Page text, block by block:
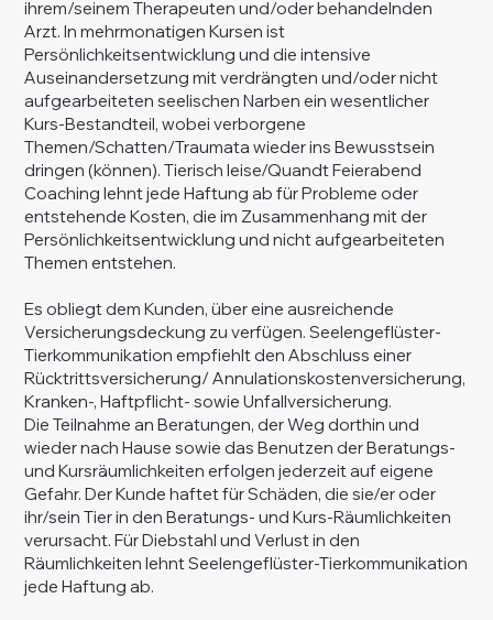
ihrem/seinem Therapeuten und/oder behandelnden
Arzt. In mehrmonatigen Kursen ist
Persönlichkeitsentwicklung und die intensive
Auseinandersetzung mit verdrängten und/oder nicht
aufgearbeiteten seelischen Narben ein wesentlicher
Kurs-Bestandteil, wobei verborgene
Themen/Schatten/Traumata wieder ins Bewusstsein
dringen (können). Tierisch leise/Quandt Feierabend
Coaching lehnt jede Haftung ab für Probleme oder
entstehende Kosten, die im Zusammenhang mit der
Persönlichkeitsentwicklung und nicht aufgearbeiteten
Themen entstehen.
Es obliegt dem Kunden, über eine ausreichende
Versicherungsdeckung zu verfügen. Seelengeflüster-
Tierkommunikation empfiehlt den Abschluss einer
Rücktrittsversicherung/ Annulationskostenversicherung,
Kranken-, Haftpflicht- sowie Unfallversicherung.
Die Teilnahme an Beratungen, der Weg dorthin und
wieder nach Hause sowie das Benutzen der Beratungs-
und Kursräumlichkeiten erfolgen jederzeit auf eigene
Gefahr. Der Kunde haftet für Schäden, die sie/er oder
ihr/sein Tier in den Beratungs- und Kurs-Räumlichkeiten
verursacht. Für Diebstahl und Verlust in den
Räumlichkeiten lehnt Seelengeflüster-Tierkommunikation
jede Haftung ab.